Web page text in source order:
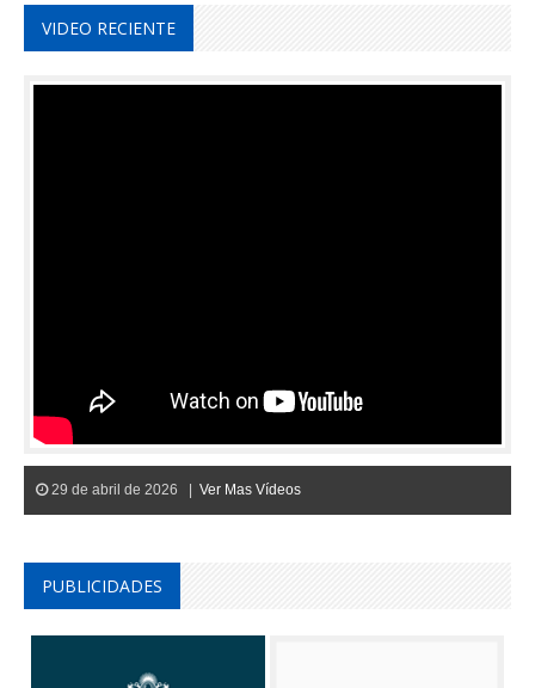
VIDEO RECIENTE
29 de abril de 2026 | Ver Mas Vídeos
PUBLICIDADES